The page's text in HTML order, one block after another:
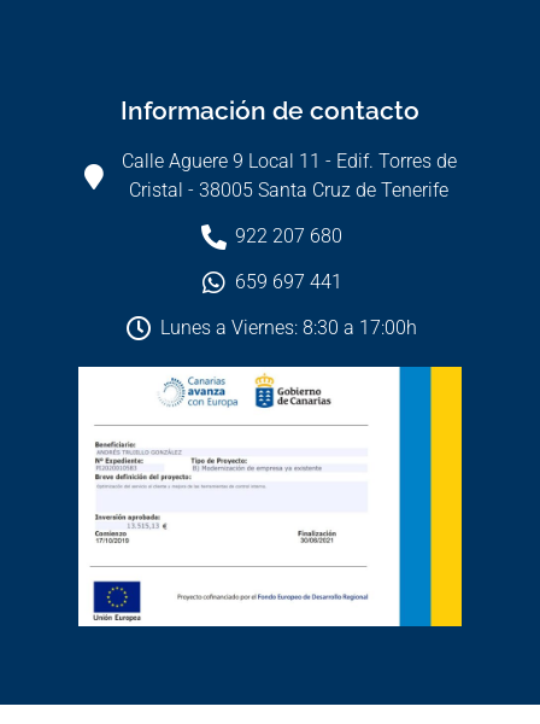
Información de contacto
Calle Aguere 9 Local 11 - Edif. Torres de
Cristal - 38005 Santa Cruz de Tenerife
922 207 680
659 697 441
Lunes a Viernes: 8:30 a 17:00h